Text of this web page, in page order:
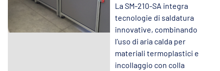
La SM-210-SA integra
tecnologie di saldatura
innovative, combinando
l’uso di aria calda per
materiali termoplastici e
incollaggio con colla